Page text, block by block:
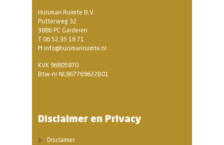
Huisman Ruimte B.V.
Putterweg 32
3886 PC Garderen
T 06 52 35 18 71
M info@huismanruimte.nl
KVK 96805870
Btw-nr NL867769622B01
Disclaimer en Privacy
Disclaimer